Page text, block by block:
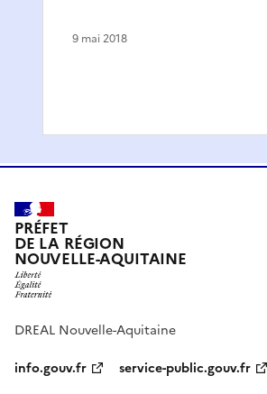
9 mai 2018
PRÉFET
DE LA RÉGION
NOUVELLE-AQUITAINE
DREAL Nouvelle-Aquitaine
info.gouv.fr
service-public.gouv.fr